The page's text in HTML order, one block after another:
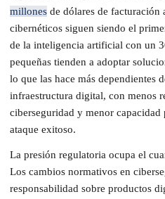
millones de dólares de facturación
cibernéticos siguen siendo el
de la inteligencia artificial con un
pequeñas tienden a adoptar
lo que las hace más dependientes
infraestructura digital, con menos
ciberseguridad y menor capacidad
ataque exitoso.
La presión regulatoria ocupa el
Los cambios normativos en
responsabilidad sobre productos